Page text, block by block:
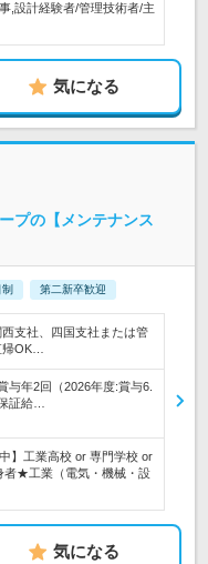
,設計経験者/管理技術者/主
気になる
プの【メンテナンス
第二新卒歓迎
支社、四国支社または管
OK…
与年2回（2026年度:賞与6.
証給…
】工業高校 or 専門学校 or
者★工業（電気・機械・設
気になる